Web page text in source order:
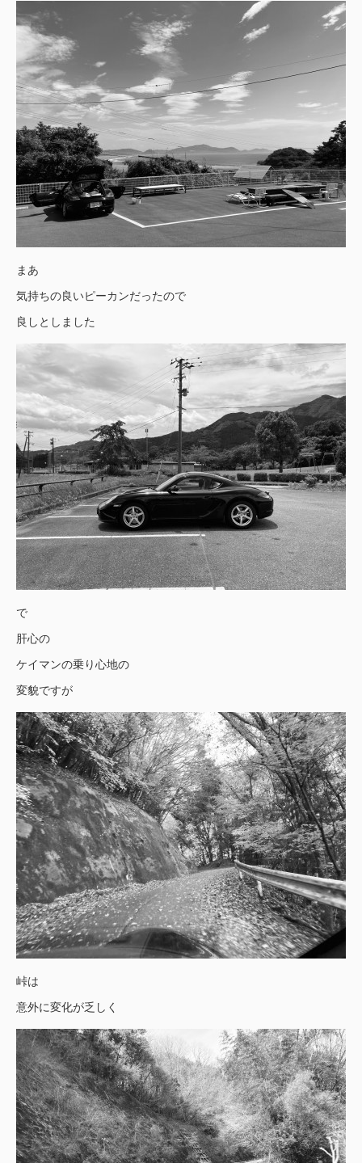
まあ
気持ちの良いピーカンだったので
良しとしました
で
肝心の
ケイマンの乗り心地の
変貌ですが
峠は
意外に変化が乏しく